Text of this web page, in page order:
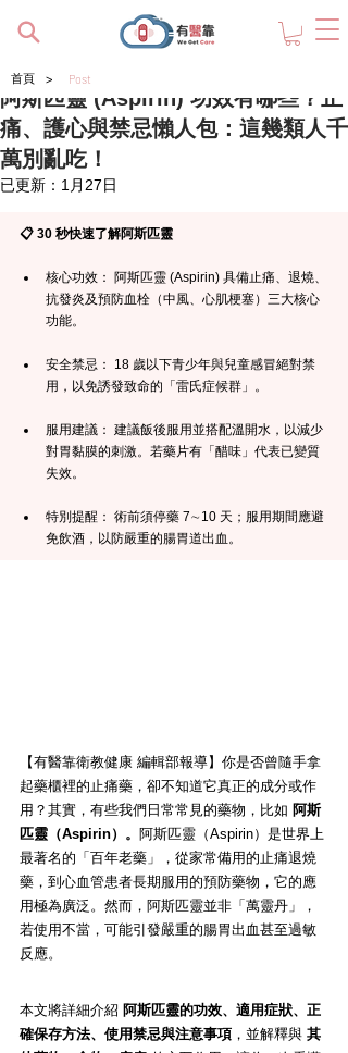
阿斯匹靈 (Aspirin) 功效有哪些？止
痛、護心與禁忌懶人包：這幾類人千
萬別亂吃！
已更新： 1月27日
📋 30 秒快速了解阿斯匹靈
核心功效： 阿斯匹靈 (Aspirin) 具備止痛、退燒、
抗發炎及預防血栓（中風、心肌梗塞）三大核心
功能。
安全禁忌： 18 歲以下青少年與兒童感冒絕對禁
用，以免誘發致命的「雷氏症候群」。
服用建議： 建議飯後服用並搭配溫開水，以減少
對胃黏膜的刺激。若藥片有「醋味」代表已變質
失效。
特別提醒： 術前須停藥 7∼10 天；服用期間應避
免飲酒，以防嚴重的腸胃道出血。
【有醫靠衛教健康 編輯部報導】你是否曾隨手拿
起藥櫃裡的止痛藥，卻不知道它真正的成分或作
用？其實，有些我們日常常見的藥物，比如 阿斯
匹靈（Aspirin）。 阿斯匹靈（Aspirin）是世界上
最著名的「百年老藥」，從家常備用的止痛退燒
藥，到心血管患者長期服用的預防藥物，它的應
用極為廣泛。然而，阿斯匹靈並非「萬靈丹」，
若使用不當，可能引發嚴重的腸胃出血甚至過敏
反應。
本文將詳細介紹 阿斯匹靈的功效、適用症狀、正
確保存方法、使用禁忌與注意事項 ，並解釋與 其
首頁 > Post